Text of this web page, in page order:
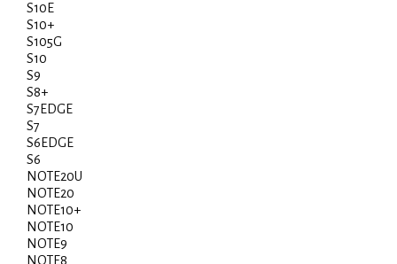
S10E
S10+
S105G
S10
S9
S8+
S7EDGE
S7
S6EDGE
S6
NOTE20U
NOTE20
NOTE10+
NOTE10
NOTE9
NOTE8